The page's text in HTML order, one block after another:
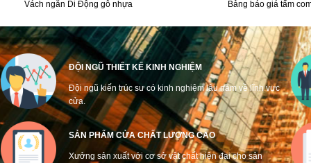
Vách ngăn Di Động gỗ nhựa Bảng báo giá tấm
ĐỘI NGŨ THIẾT KẾ KINH NGHIỆM
Đội ngũ kiến trúc sư có kinh nghiệm lâu năm về lĩnh vực
cửa.
SẢN PHẨM CỬA CHẤT LƯỢNG CAO
Xưởng sản xuất với cơ sở vật chất hiện đại cho sản